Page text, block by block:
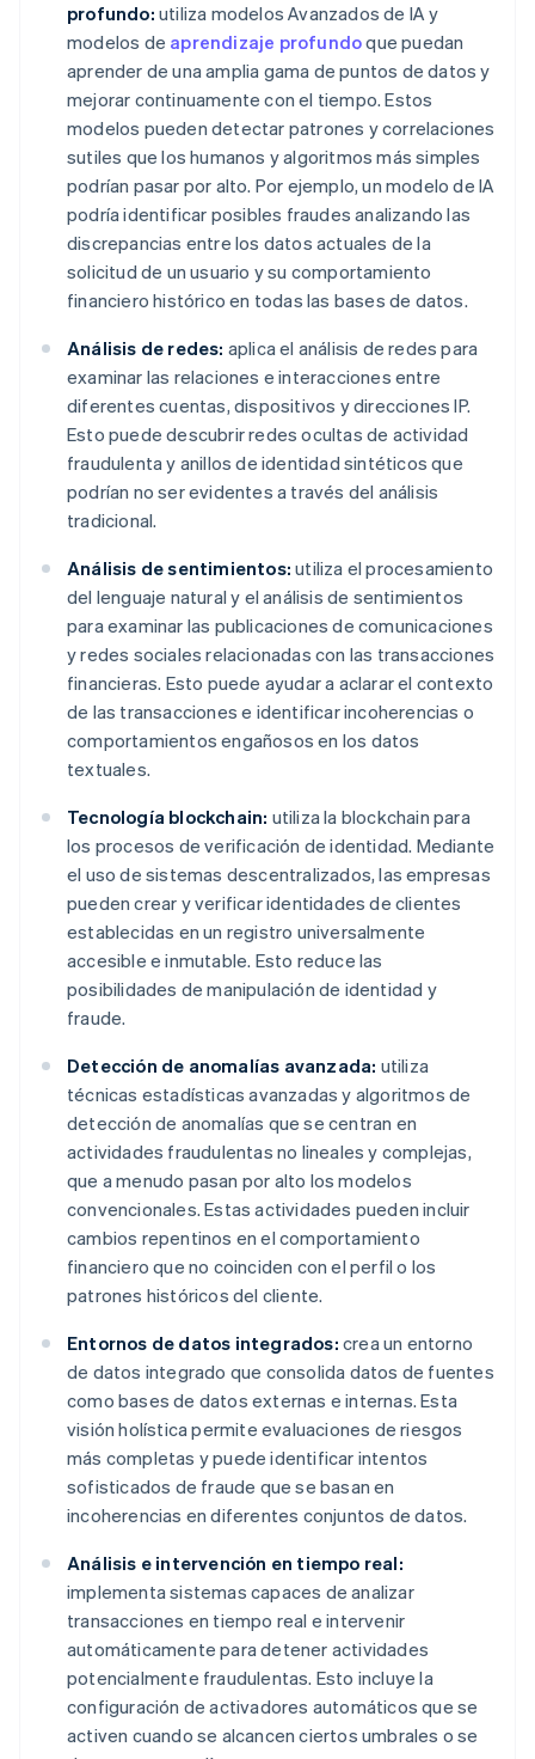
profundo: utiliza modelos Avanzados de IA y
modelos de aprendizaje profundoque puedan
aprender de una amplia gama de puntos de datos y
mejorar continuamente con el tiempo. Estos
modelos pueden detectar patrones y correlaciones
sutiles que los humanos y algoritmos más simples
podrían pasar por alto. Por ejemplo, un modelo de IA
podría identificar posibles fraudes analizando las
discrepancias entre los datos actuales de la
solicitud de un usuario y su comportamiento
financiero histórico en todas las bases de datos.
Análisis de redes: aplica el análisis de redes para
examinar las relaciones e interacciones entre
diferentes cuentas, dispositivos y direcciones IP.
Esto puede descubrir redes ocultas de actividad
fraudulenta y anillos de identidad sintéticos que
podrían no ser evidentes a través del análisis
tradicional.
Análisis de sentimientos: utiliza el procesamiento
del lenguaje natural y el análisis de sentimientos
para examinar las publicaciones de comunicaciones
y redes sociales relacionadas con las transacciones
financieras. Esto puede ayudar a aclarar el contexto
de las transacciones e identificar incoherencias o
comportamientos engañosos en los datos
textuales.
Tecnología blockchain: utiliza la blockchain para
los procesos de verificación de identidad. Mediante
el uso de sistemas descentralizados, las empresas
pueden crear y verificar identidades de clientes
establecidas en un registro universalmente
accesible e inmutable. Esto reduce las
posibilidades de manipulación de identidad y
fraude.
Detección de anomalías avanzada: utiliza
técnicas estadísticas avanzadas y algoritmos de
detección de anomalías que se centran en
actividades fraudulentas no lineales y complejas,
que a menudo pasan por alto los modelos
convencionales. Estas actividades pueden incluir
cambios repentinos en el comportamiento
financiero que no coinciden con el perfil o los
patrones históricos del cliente.
Entornos de datos integrados: crea un entorno
de datos integrado que consolida datos de fuentes
como bases de datos externas e internas. Esta
visión holística permite evaluaciones de riesgos
más completas y puede identificar intentos
sofisticados de fraude que se basan en
incoherencias en diferentes conjuntos de datos.
Análisis e intervención en tiempo real:
implementa sistemas capaces de analizar
transacciones en tiempo real e intervenir
automáticamente para detener actividades
potencialmente fraudulentas. Esto incluye la
configuración de activadores automáticos que se
activen cuando se alcancen ciertos umbrales o se